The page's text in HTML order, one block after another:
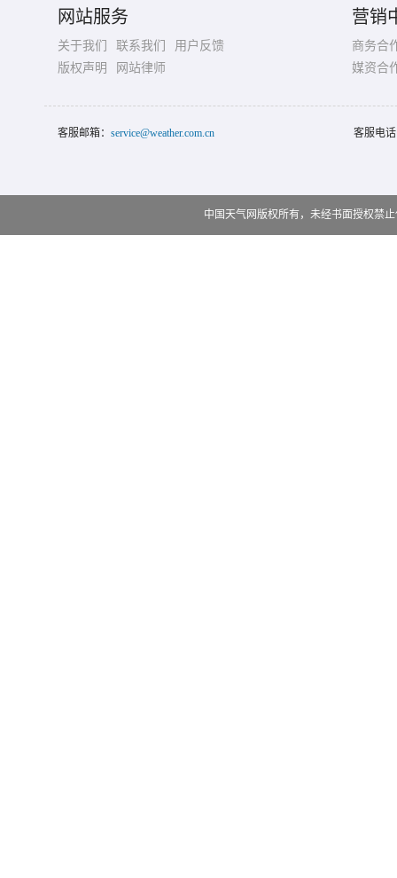
网站服务
关于我们 联系我们
用户反馈
版权声明
网站律师
营销
商务合
媒资合
客服邮箱： service@weather.com.cn 客服电
中国天气网版权所有，未经书面授权